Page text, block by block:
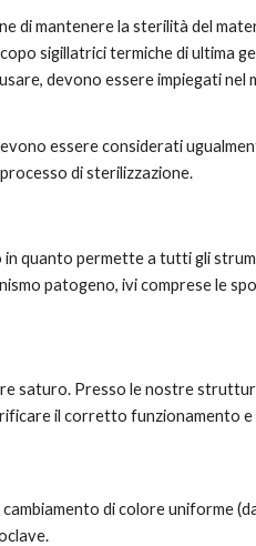
di mantenere la sterilità del
sigillatrici termiche di ultima
devono essere impiegati nel
essere considerati
di sterilizzazione.
quanto permette a tutti gli
patogeno, ivi comprese le
saturo. Presso le nostre
il corretto funzionamento e
di colore uniforme